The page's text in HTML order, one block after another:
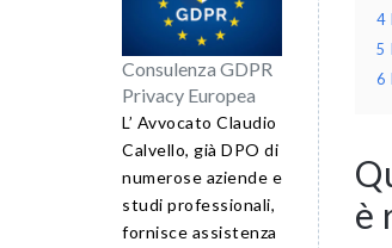
Consulenza GDPR
Privacy Europea
L’ Avvocato Claudio
Calvello, già DPO di
numerose aziende e
studi professionali,
fornisce assistenza
4
5
6
è